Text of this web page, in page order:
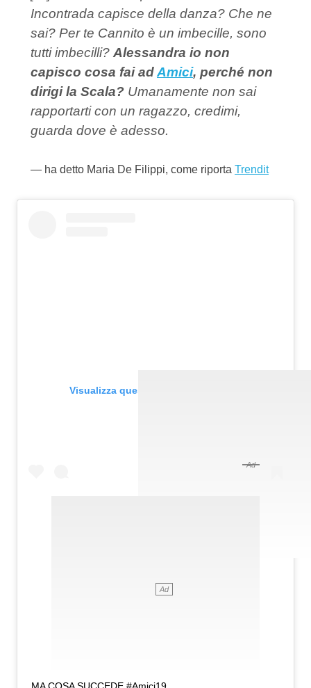
Incontrada capisce della danza? Che ne
sai? Per te Cannito è un imbecille, sono
tutti imbecilli? Alessandra io non
capisco cosa fai adAmici, perché non
dirigi la Scala? Umanamente non sai
rapportarti con un ragazzo, credimi,
guarda dove è adesso.
ha detto Maria De Filippi, come riporta Trendit
Visualizza questo post su Instagram